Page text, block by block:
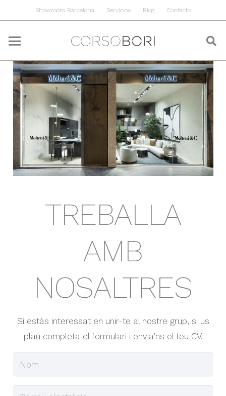
Showroom Barcelona Servicios Blog Contacto
TREBALLA
AMB
NOSALTRES
Si estàs interessat en unir-te al nostre grup, si us
plau completa el formulari i envia’ns el teu CV.